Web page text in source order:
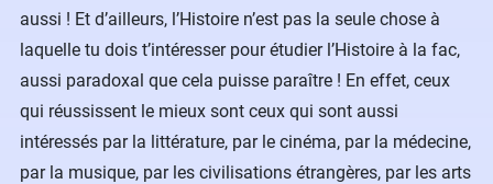
aussi ! Et d’ailleurs, l’Histoire n’est pas la seule chose à
laquelle tu dois t’intéresser pour étudier l’Histoire à la fac,
aussi paradoxal que cela puisse paraître ! En effet, ceux
qui réussissent le mieux sont ceux qui sont aussi
intéressés par la littérature, par le cinéma, par la médecine,
par la musique, par les civilisations étrangères, par les arts